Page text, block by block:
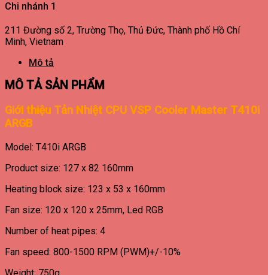
Chi nhánh 1
211 Đường số 2, Trường Thọ, Thủ Đức, Thành phố Hồ Chí
Minh, Vietnam
Mô tả
MÔ TẢ SẢN PHẨM
Giới thiệu Tản Nhiệt CPU VSP Cooler Master T410i
ARGB
Model: T410i ARGB
Product size: 127 x 82 160mm
Heating block size: 123 x 53 x 160mm
Fan size: 120 x 120 x 25mm, Led RGB
Number of heat pipes: 4
Fan speed: 800-1500 RPM (PWM)+/-10%